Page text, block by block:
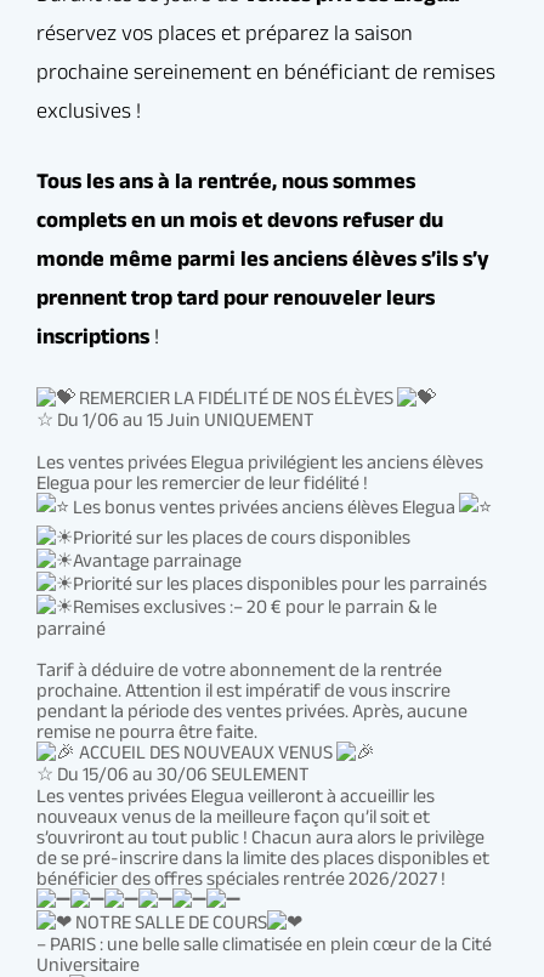
inscriptions!
REMERCIER LA FIDÉLITÉ DE NOS ÉLÈVES
☆ Du 1/06 au 15 Juin UNIQUEMENT
Les ventes privées Elegua privilégient les anciens élèves
Elegua pour les remercier de leur fidélité !
Les bonus ventes privées anciens élèves Elegua
Priorité sur les places de cours disponibles
Avantage parrainage
Priorité sur les places disponibles pour les parrainés
Remises exclusives :– 20 € pour le parrain & le
parrainé
Tarif à déduire de votre abonnement de la rentrée
prochaine. Attention il est impératif de vous inscrire
pendant la période des ventes privées. Après, aucune
remise ne pourra être faite.
ACCUEIL DES NOUVEAUX VENUS
☆ Du 15/06 au 30/06 SEULEMENT
Les ventes privées Elegua veilleront à accueillir les
nouveaux venus de la meilleure façon qu’il soit et
s’ouvriront au tout public ! Chacun aura alors le privilège
de se pré-inscrire dans la limite des places disponibles et
bénéficier des offres spéciales rentrée 2026/2027 !
NOTRE SALLE DE COURS
– PARIS : une belle salle climatisée en plein cœur de la Cité
Universitaire